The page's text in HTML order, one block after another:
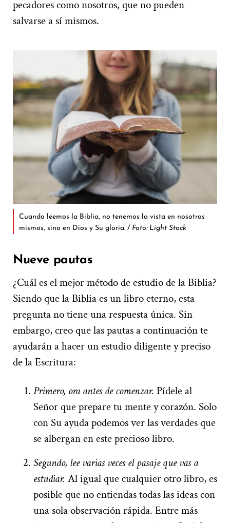
pecadores como nosotros, que no pueden
salvarse a sí mismos.
Cuando leemos la Biblia, no tenemos la vista en nosotros
mismos, sino en Dios y Su gloria. / Foto: Light Stock
Nueve pautas
¿Cuál es el mejor método de estudio de la Biblia?
Siendo que la Biblia es un libro eterno, esta
pregunta no tiene una respuesta única. Sin
embargo, creo que las pautas a continuación te
ayudarán a hacer un estudio diligente y preciso
de la Escritura:
Primero, ora antes de comenzar. Pídele al
Señor que prepare tu mente y corazón. Solo
con Su ayuda podemos ver las verdades que
se albergan en este precioso libro.
Segundo, lee varias veces el pasaje que vas a
estudiar. Al igual que cualquier otro libro, es
posible que no entiendas todas las ideas con
una sola observación rápida. Entre más